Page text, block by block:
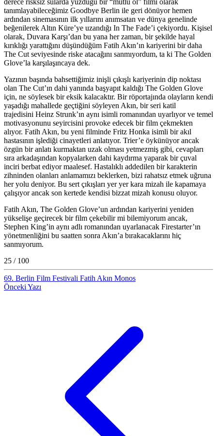
tanımlayabileceğimiz Goodbye Berlin ile geri dönüyor hemen
ardından sinemasının ilk yıllarını anımsatan ve dünya genelinde
beğenilerek Altın Küre’ye uzandığı In The Fade’i çekiyordu. Kişisel
olarak, Duvara Karşı’dan bu yana her zaman, bir şekilde hayal
kırıklığı yarattığını düşündüğüm Fatih Akın’ın kariyerini bir daha
The Cut seviyesinde riske atacağını sanmıyordum, ta ki The Golden
Glove’la karşılaşıncaya dek.
Yazının başında bahsettiğimiz inişli çıkışlı kariyerinin dip noktası
olan The Cut’ın dahi yanında başyapıt kaldığı The Golden Glove
için, ne söylesek bir eksik kalacaktır. Bir röportajında olayların kendi
yaşadığı mahallede geçtiğini söyleyen Akın, bir seri katil
trajedisini Heinz Strunk’ın aynı isimli romanından uyarlıyor ve temel
motivasyonunu seyircisini provoke edecek bir film çekmekten
alıyor. Fatih Akın, bu yeni filminde Fritz Honka isimli bir akıl
hastasının işlediği cinayetleri anlatıyor. Trier’e öykünüyor ancak
özgün bir anlatı kurmaktan uzak olması yetmezmiş gibi, cevapları
sıra arkadaşından kopyalarken dahi kaydırma yaparak bir çuval
inciri berbat ediyor maalesef. Hastalıklı addedilen bir karakterin
zihninden olanları anlamamızı beklerken, bizi rahatsız etmek uğruna
her yolu deniyor. Bu sert çıkışları yer yer kara mizah ile kapamaya
çalışıyor ancak son kertede kendisi bizzat mizah konusu oluyor.
Fatih Akın, The Golden Glove’un ardından kariyerini yeniden
yükselişe geçirecek bir film çekebilir mi bilemiyorum ancak,
Stephen King’in aynı adlı romanından uyarlanacak Firestarter’ın
yönetmenliğini bu saatten sonra Akın’a bırakacaklarını hiç
sanmıyorum.
25 / 100
69. Berlin Film Festivali Fatih Akın Monos
Önceki Yazı